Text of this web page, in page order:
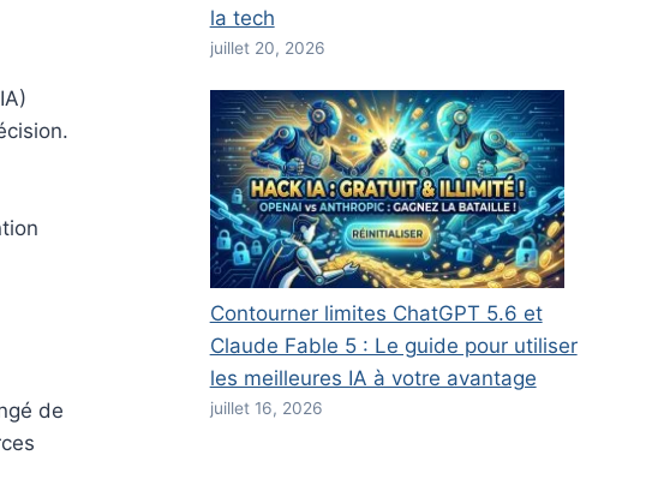
de
la tech
juillet 20, 2026
Contourner limites ChatGPT 5.6 et
Claude Fable 5 : Le guide pour utiliser
les meilleures IA à votre avantage
juillet 16, 2026